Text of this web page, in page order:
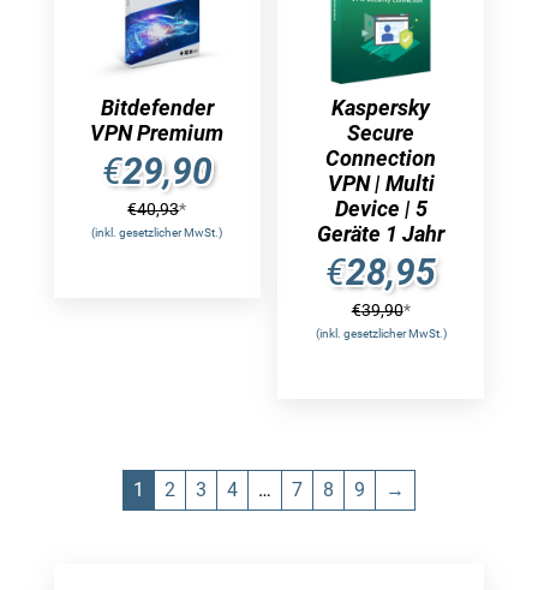
Bitdefender
VPN Premium
€29,90
€40,93*
(inkl. gesetzlicher MwSt.)
Kaspersky
Secure
Connection
VPN | Multi
Device | 5
Geräte 1 Jahr
€28,95
€39,90*
(inkl. gesetzlicher MwSt.)
1 2 3 4 … 7 8 9 →